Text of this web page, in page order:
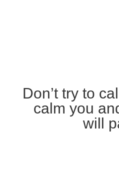
Don’t try to
calm you
will